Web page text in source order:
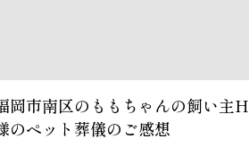
岡市南区のももちゃんの飼い主H
のペット葬儀のご感想